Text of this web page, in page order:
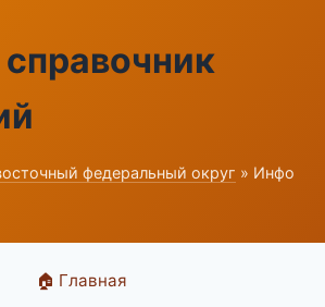
федеральный округ » Инфо
🏠 Главная